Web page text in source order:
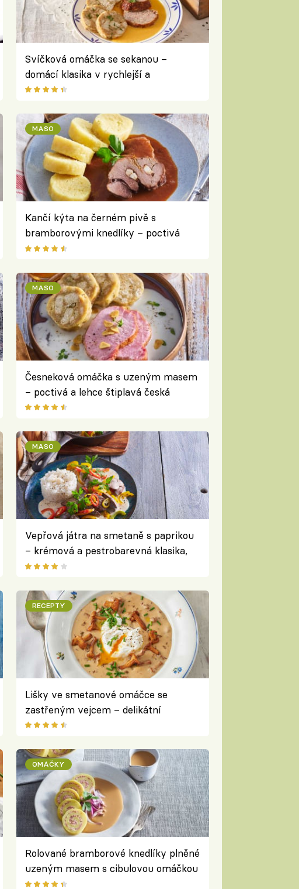
Svíčková omáčka se sekanou –
domácí klasika v rychlejší a
dostupnější podobě pro všední den
MASO
Kančí kýta na černém pivě s
bramborovými knedlíky – poctivá
zimní zvěřina
MASO
Česneková omáčka s uzeným masem
– poctivá a lehce štiplavá česká
specialita
MASO
Vepřová játra na smetaně s paprikou
– krémová a pestrobarevná klasika,
kterou si zamilujete
RECEPTY
Lišky ve smetanové omáčce se
zastřeným vejcem – delikátní
houbový oběd
OMÁČKY
Rolované bramborové knedlíky plněné
uzeným masem s cibulovou omáčkou